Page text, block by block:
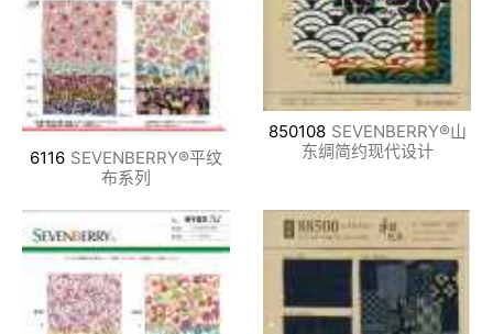
6116 SEVENBERRY®平纹
布系列
850108 SEVENBERRY®山
东绸简约现代设计